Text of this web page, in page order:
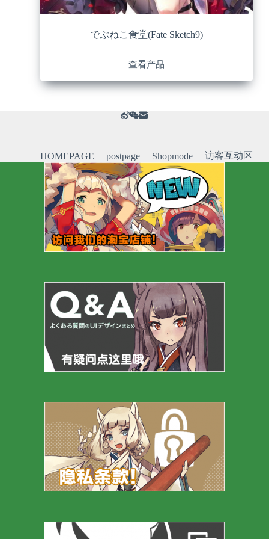
でぶねこ食堂(Fate Sketch9)
查看产品
HOMEPAGE postpage Shopmode 访客互动区